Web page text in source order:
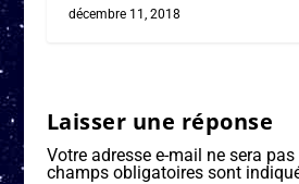
décembre 11, 2018
Laisser une réponse
Votre adresse e-mail ne sera pas
champs obligatoires sont